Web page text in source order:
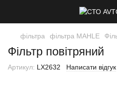
фільтра фільтра MAHLE
Фільтр повітряний
Артикул: LX2632 Написати відгук